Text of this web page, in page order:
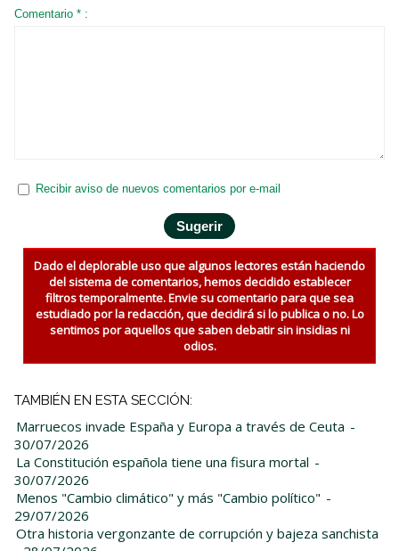
Comentario * :
Recibir aviso de nuevos comentarios por e-mail
Dado el deplorable uso que algunos lectores están haciendo
del sistema de comentarios, hemos decidido establecer
filtros temporalmente. Envie su comentario para que sea
estudiado por la redacción, que decidirá si lo publica o no. Lo
sentimos por aquellos que saben debatir sin insidias ni
odios.
TAMBIÉN EN ESTA SECCIÓN:
Marruecos invade España y Europa a través de Ceuta -
30/07/2026
La Constitución española tiene una fisura mortal -
30/07/2026
Menos "Cambio climático" y más "Cambio político" -
29/07/2026
Otra historia vergonzante de corrupción y bajeza sanchista